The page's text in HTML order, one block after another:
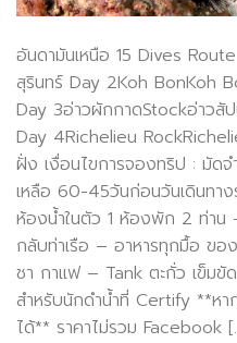
อันดามันเหนือ 15 Dives
สุรินทร์ Day 2Koh BonKoh
Day 3อ่าวผักกาดStockอ่าวสั
Day 4Richelieu
ฝั่ง เงื่อนไขการจองทริป : มัด
เหลือ 60-45วันก่อนวันเดินทา
ห้องน้ำในตัว 1 ห้องพัก 2 ท่าน
กลับท่าเรือ – อาหารทุกมื้อ ข
ชา กาแฟ – Tank ตะกั่ว เข็ม
สำหรับนักดำน้ำที่ Certify **หา
ได้** ราคาไม่รวม Facebook